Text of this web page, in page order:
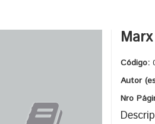
Código:
Autor
Nro